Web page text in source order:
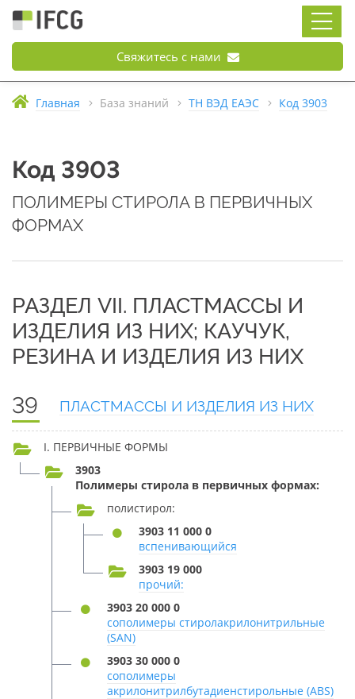
Свяжитесь с нами
Главная База знаний ТН ВЭД ЕАЭС Код 3903
Код 3903
ПОЛИМЕРЫ СТИРОЛА В ПЕРВИЧНЫХ
ФОРМАХ
РАЗДЕЛ VII. ПЛАСТМАССЫ И
ИЗДЕЛИЯ ИЗ НИХ; КАУЧУК,
РЕЗИНА И ИЗДЕЛИЯ ИЗ НИХ
39 ПЛАСТМАССЫ И ИЗДЕЛИЯ ИЗ НИХ
I. ПЕРВИЧНЫЕ ФОРМЫ
3903
Полимеры стирола в первичных формах:
полистирол:
3903 11 000 0
вспенивающийся
3903 19 000
прочий:
3903 20 000 0
сополимеры стиролакрилонитрильные
(SAN)
3903 30 000 0
сополимеры
акрилонитрилбутадиенстирольные (ABS)